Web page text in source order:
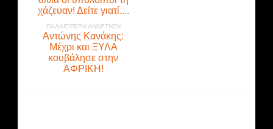
χάζευαν! Δείτε γιατί....
ΠΑΛΑΙΌΤΕΡΗ ΑΝΆΡΤΗΣΗ
Αντώνης Κανάκης:
Μέχρι και ΞΥΛΑ
κουβάλησε στην
ΑΦΡΙΚΗ!